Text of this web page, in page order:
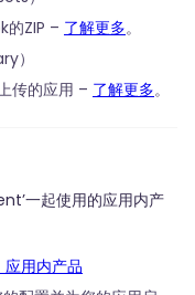
的ZIP – 了解更多。
）
传的应用 – 了解更多。
一起使用的应用内产
应用内产品